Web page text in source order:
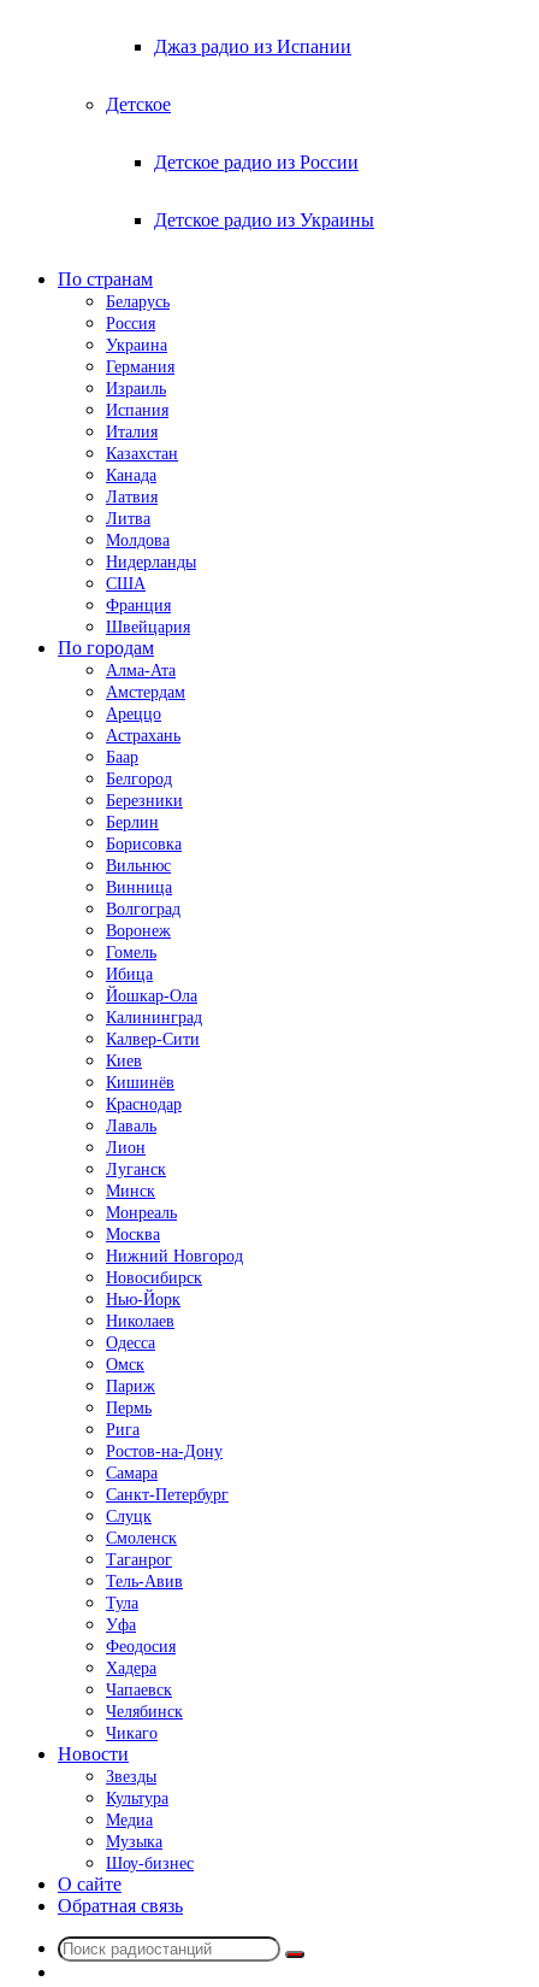
Джаз радио из Испании
Детское
Детское радио из России
Детское радио из Украины
По странам
Беларусь
Россия
Украина
Германия
Израиль
Испания
Италия
Казахстан
Канада
Латвия
Литва
Молдова
Нидерланды
США
Франция
Швейцария
По городам
Алма-Ата
Амстердам
Ареццо
Астрахань
Баар
Белгород
Березники
Берлин
Борисовка
Вильнюс
Винница
Волгоград
Воронеж
Гомель
Ибица
Йошкар-Ола
Калининград
Калвер-Сити
Киев
Кишинёв
Краснодар
Лаваль
Лион
Луганск
Минск
Монреаль
Москва
Нижний Новгород
Новосибирск
Нью-Йорк
Николаев
Одесса
Омск
Париж
Пермь
Рига
Ростов-на-Дону
Самара
Санкт-Петербург
Слуцк
Смоленск
Таганрог
Тель-Авив
Тула
Уфа
Феодосия
Хадера
Чапаевск
Челябинск
Чикаго
Новости
Звезды
Культура
Медиа
Музыка
Шоу-бизнес
О сайте
Обратная связь
Поиск